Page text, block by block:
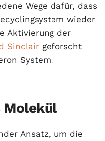
Wege dafür, dass
wieder
Aktivierung der
Sinclair geforscht
System.
Molekül
Ansatz, um die